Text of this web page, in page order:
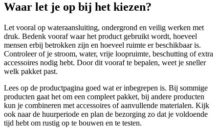
Waar let je op bij het kiezen?
Let vooral op wateraansluiting, ondergrond en veilig werken met
druk. Bedenk vooraf waar het product gebruikt wordt, hoeveel
mensen erbij betrokken zijn en hoeveel ruimte er beschikbaar is.
Controleer of je stroom, water, vrije loopruimte, beschutting of extra
accessoires nodig hebt. Door dit vooraf te bepalen, weet je sneller
welk pakket past.
Lees op de productpagina goed wat er inbegrepen is. Bij sommige
producten gaat het om een compleet pakket, bij andere producten
kun je combineren met accessoires of aanvullende materialen. Kijk
ook naar de huurperiode en plan de bezorging zo dat je voldoende
tijd hebt om rustig op te bouwen en te testen.